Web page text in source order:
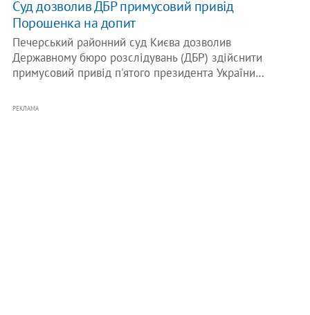
Суд дозволив ДБР примусовий привід
Порошенка на допит
Печерський районний суд Києва дозволив
Державному бюро розслідувань (ДБР) здійснити
примусовий привід п'ятого президента України…
РЕКЛАМА